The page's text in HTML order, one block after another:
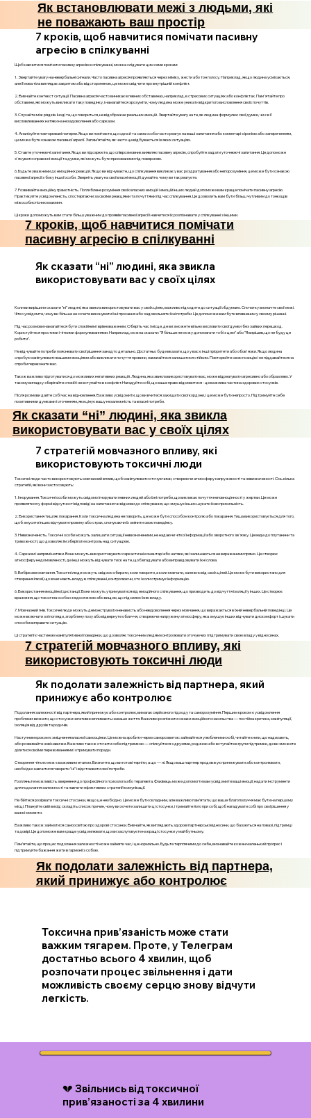
Як встановлювати межі з людьми, які
не поважають ваш простір
7 кроків, щоб навчитися помічати пасивну
агресію в спілкуванні
Щоб навчитися помічати пасивну агресію в спілкуванні, можна слідувати цим семи крокам:
1. Звертайте увагу на невербальні сигнали. Часто пасивна агресія проявляється через міміку, жести або тон голосу. Наприклад, якщо людина усміхається,
але її мова тіла виглядає закритою або відстороненою, це може свідчити про внутрішній конфлікт.
2. Вивчайте контекст ситуації. Пасивна агресія часто виникає в певних обставинах, наприклад, в стресових ситуаціях або конфліктах. Пам'ятайте про
обставини, які можуть викликати таку поведінку, і намагайтеся зрозуміти, чому людина може уникати відкритого висловлення своїх почуттів.
3. Слухайте між рядків. Іноді те, що говориться, не відображає реальних емоцій. Звертайте увагу на те, як людина формулює свої думки, чи є в її
висловлюваннях натяки на незадоволення або сарказм.
4. Аналізуйте повторювані патерни. Якщо ви помічаєте, що одна й та сама особа часто реагує на ваші запитання або коментарі з іронією або запереченням,
це може бути ознакою пасивної агресії. Запам’ятайте, як часто це відбувається і в яких ситуаціях.
5. Ставте уточнюючі запитання. Якщо ви підозрюєте, що співрозмовник виявляє пасивну агресію, спробуйте задати уточнюючі запитання. Це допоможе
з'ясувати справжні емоції та думки, які можуть бути прихованими під поверхнею.
6. Будьте уважними до емоційних реакцій. Якщо ви відчуваєте, що спілкування викликає у вас роздратування або непорозуміння, це може бути ознакою
пасивної агресії з боку іншої особи. Зверніть увагу на свої власні емоції і думайте, чому ви так реагуєте.
7. Розвивайте емоційну грамотність. Поглиблене розуміння своїх власних емоцій і емоцій інших людей допоможе вам краще помічати пасивну агресію.
Практикуйте усвідомленість, спостерігаючи за своїми реакціями та почуттями під час спілкування. Це дозволить вам бути більш чутливим до тонкощів
міжособистісних взаємин.
Ці кроки допоможуть вам стати більш уважним до проявів пасивної агресії і навчитися їх розпізнавати у спілкуванні з іншими.
7 кроків, щоб навчитися помічати
пасивну агресію в спілкуванні
Як сказати “ні” людині, яка звикла
використовувати вас у своїх цілях
Коли ви вирішили сказати "ні" людині, яка звикла використовувати вас у своїх цілях, важливо підходити до ситуації обдумано. Спочатку визначте свої межі.
Чітко усвідомте, чому ви більше не хочете виконувати їхні прохання або задовольняти їхні потреби. Це допоможе вам бути впевненим у своєму рішенні.
Під час розмови намагайтеся бути спокійним і врівноваженим. Оберіть час і місце, де ви зможете вільно висловити свої думки без зайвих перешкод.
Користуйтеся простими і чіткими формулюваннями. Наприклад, можна сказати: "Я більше не можу допомагати тобі з цим" або "Я вирішив, що не буду це
робити".
Не відчувайте потреби пояснювати свої рішення занадто детально. Достатньо буде вказати, що у вас є інші пріоритети або обов'язки. Якщо людина
спробує маніпулювати вашими емоціями або викликати почуття провини, намагайтеся залишатися стійким. Повторюйте свою позицію і не піддавайтеся на
спроби переконати вас.
Також важливо підготуватися до можливих негативних реакцій. Людина, яка звикла використовувати вас, може відреагувати агресивно або образливо. У
такому випадку зберігайте спокій і не вступайте в конфлікт. Нагадуйте собі, що ваше право відмовитися - це важлива частина здорових стосунків.
Після розмови дайте собі час на відновлення. Важливо усвідомити, що ви вчитеся захищати свої кордони, і це може бути непросто. Підтримуйте себе
позитивними думками і оточенням, яке цінує вашу незалежність та власні потреби.
Як сказати “ні” людині, яка звикла
використовувати вас у своїх цілях
7 стратегій мовчазного впливу, які
використовують токсичні люди
Токсичні люди часто використовують мовчазний вплив, щоб маніпулювати оточуючими, створюючи атмосферу напруженості та невизначеності. Ось кілька
стратегій, які вони застосовують:
1. Ігнорування. Токсичні особи можуть свідомо ігнорувати певних людей або їхні потреби, що викликає почуття неповноцінності у жертви. Це може
проявлятися у формі відсутності відповіді на запитання чи відмови до спілкування, що змушує інших шукати їхню прихильність.
2. Використання тиші як покарання. Коли токсична людина не говорить, це може бути способом контролю або покарання. Тиша використовується для того,
щоб змусити інших відчувати провину або страх, спонукаючи їх змінити свою поведінку.
3. Невизначеність. Токсичні особи можуть залишати ситуації невизначеними, не надаючи чіткої інформації або зворотного зв'язку. Це веде до плутанини та
тривожності, що дозволяє їм зберігати контроль над ситуацією.
4. Сарказм і непрямі натяки. Вони можуть використовувати саркастичні коментарі або натяки, які залишаються не вираженими прямо. Це створює
атмосферу недомовленості, де інші можуть відчувати тиск на те, щоб вгадувати або виправдовувати їхні слова.
5. Вибіркове мовчання. Токсичні люди можуть свідомо обирати, коли говорити, а коли мовчати, залежно від своїх цілей. Це може бути використано для
створення ілюзії, що вони мають владу в спілкуванні, контролюючи, хто і коли отримує інформацію.
6. Використання емоційної дистанції. Вони можуть утримуватися від емоційного спілкування, що призводить до відчуття ізоляції у інших. Це створює
враження, що токсична особа є недосяжною або вищою, що підсилює їхню владу.
7. Мовчазний гнів. Токсичні люди можуть демонструвати ненависть або невдоволення через мовчання, що виражається в їхній невербальній поведінці. Це
може включати злі погляди, згорблену позу або відвернуте обличчя, створюючи напружену атмосферу, яка змушує інших відчувати дискомфорт і шукати
способи виправити ситуацію.
Ці стратегії є частиною маніпулятивної поведінки, що дозволяє токсичним людям контролювати оточуючих і підтримувати свою владу у відносинах.
7 стратегій мовчазного впливу, які
використовують токсичні люди
Як подолати залежність від партнера, який
принижує або контролює
Подолання залежності від партнера, який принижує або контролює, вимагає серйозного підходу та саморозуміння. Першим кроком є усвідомлення
проблеми: визнати, що стосунки негативно впливають на ваше життя. Важливо розпізнати ознаки емоційного насильства — постійна критика, маніпуляції,
ізоляція від друзів та родичів.
Наступним кроком є зміцнення власної самооцінки. Це можна зробити через саморозвиток: займайтеся улюбленими хобі, читайте книги, що надихають,
або розвивайте нові навички. Важливо також оточити себе підтримкою — спілкуйтеся з друзями, родиною або вступайте в групи підтримки, де ви зможете
ділитися своїми переживаннями і отримувати поради.
Створення чітких меж є важливим етапом. Визначте, що ви готові терпіти, а що — ні. Якщо ваш партнер продовжує принижувати або контролювати,
необхідно навчитися говорити "ні" і відстоювати свої потреби.
Розгляньте можливість звернення до професійного психолога або терапевта. Фахівець може допомогти вам усвідомити ваші емоції, надати інструменти
для подолання залежності та навчити ефективних стратегій комунікації.
Не бійтеся розірвати токсичні стосунки, якщо це необхідно. Це може бути складним, але важливо пам’ятати, що ваше благополуччя має бути на першому
місці. Плануйте свій вихід: складіть список причин, чому ви хочете залишити ці стосунки, і тримайте його при собі, щоб нагадувати собі про свої рішення у
важкі моменти.
Важливо також займатися самоосвітою про здорові стосунки. Вивчайте, як виглядають здорові партнерські відносини, що базуються на повазі, підтримці
та довірі. Це допоможе вам краще усвідомлювати, що ви заслуговуєте на кращі стосунки у майбутньому.
Пам’ятайте, що процес подолання залежності може зайняти час, і це нормально. Будьте терплячими до себе, визнавайте кожен маленький прогрес і
підтримуйте бажання жити в гармонії з собою.
Як подолати залежність від партнера,
який принижує або контролює
Токсична прив’язаність може стати
важким тягарем. Проте, у Телеграм
достатньо всього 4 хвилин, щоб
розпочати процес звільнення і дати
можливість своєму серцю знову відчути
легкість.
💔 Звільнись від токсичної
прив’язаності за 4 хвилини